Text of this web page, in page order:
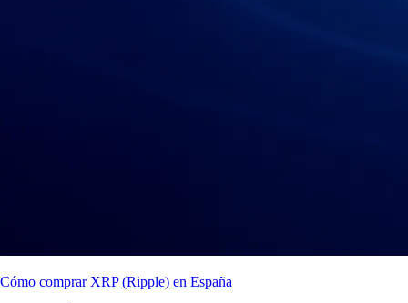
Cómo comprar XRP (Ripple) en España